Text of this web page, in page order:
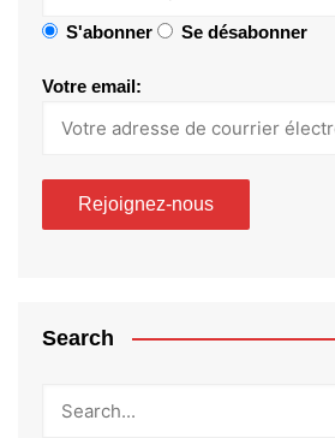
S'abonner Se désabonner
Votre email:
Search